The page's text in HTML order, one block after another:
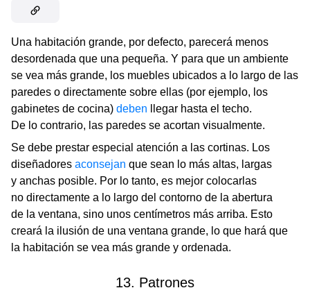
Una habitación grande, por defecto, parecerá menos
desordenada que una pequeña. Y para que un ambiente
se vea más grande, los muebles ubicados a lo largo de las
paredes o directamente sobre ellas (por ejemplo, los
gabinetes de cocina) deben llegar hasta el techo.
De lo contrario, las paredes se acortan visualmente.
Se debe prestar especial atención a las cortinas. Los
diseñadores aconsejan que sean lo más altas, largas
y anchas posible. Por lo tanto, es mejor colocarlas
no directamente a lo largo del contorno de la abertura
de la ventana, sino unos centímetros más arriba. Esto
creará la ilusión de una ventana grande, lo que hará que
la habitación se vea más grande y ordenada.
13. Patrones